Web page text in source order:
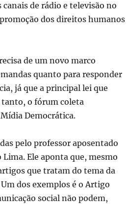
de rádio e televisão no
dos direitos humanos
de um novo marco
quanto para responder
já que a principal lei que
tanto, o fórum coleta
Democrática.
pelo professor aposentado
Ele aponta que, mesmo
que tratam do tema da
dos exemplos é o Artigo
social não podem,